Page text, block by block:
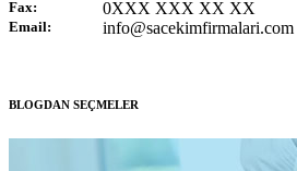
Fax: 0XXX XXX XX XX
Email: info@sacekimfirmalari.com
BLOGDAN SEÇMELER